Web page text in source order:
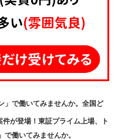
」で働いてみませんか。全国ど
が登場！東証プライム上場、ト
働いてみませんか。